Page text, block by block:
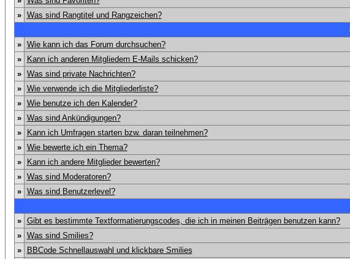
»
Was sind Rangtitel und Rangzeichen?
»
Wie kann ich das Forum durchsuchen?
»
Kann ich anderen Mitgliedern E-Mails schicken?
»
Was sind private Nachrichten?
»
Wie verwende ich die Mitgliederliste?
»
Wie benutze ich den Kalender?
»
Was sind Ankündigungen?
»
Kann ich Umfragen starten bzw. daran teilnehmen?
»
Wie bewerte ich ein Thema?
»
Kann ich andere Mitglieder bewerten?
»
Was sind Moderatoren?
»
Was sind Benutzerlevel?
»
Gibt es bestimmte Textformatierungscodes, die ich in meinen Beiträgen benutzen kann?
»
Was sind Smilies?
»
BBCode Schnellauswahl und klickbare Smilies